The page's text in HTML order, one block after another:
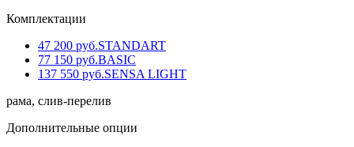
Комплектации
47 200 руб.STANDART
77 150 руб.BASIC
137 550 руб.SENSA LIGHT
рама, слив-перелив
Дополнительные опции